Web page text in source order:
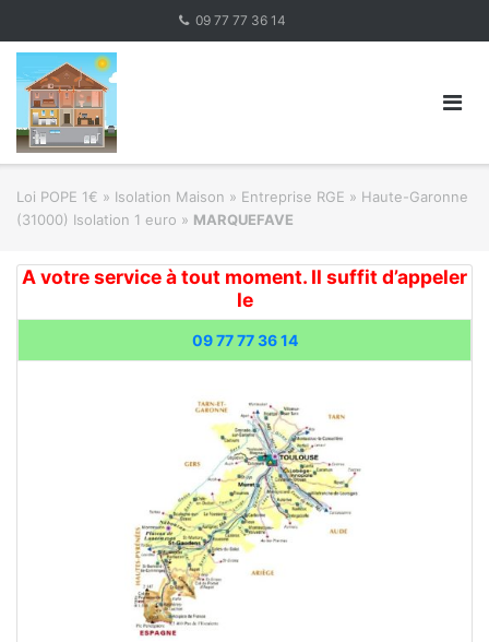
content
09 77 77 36 14
Loi POPE 1€ » Isolation Maison » Entreprise RGE » Haute-Garonne
(31000) Isolation 1 euro » MARQUEFAVE
A votre service à tout moment. Il suffit d’appeler
le
09 77 77 36 14